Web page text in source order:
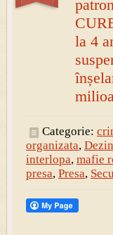
la 4
Categorie:
organizata,
interlopa, mafie
presa, Presa,